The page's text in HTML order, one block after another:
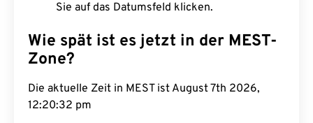
Sie auf das Datumsfeld klicken.
Wie spät ist es jetzt in der MEST-
Zone?
Die aktuelle Zeit in MEST ist August 7th 2026,
12:20:33 pm